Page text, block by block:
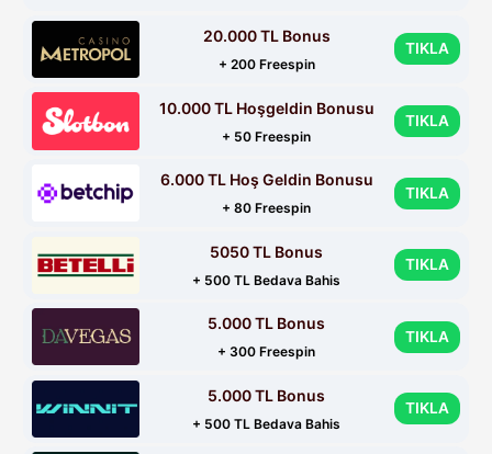
20.000 TL Bonus
+ 200 Freespin
TIKLA
10.000 TL Hoşgeldin Bonusu
+ 50 Freespin
TIKLA
6.000 TL Hoş Geldin Bonusu
+ 80 Freespin
TIKLA
5050 TL Bonus
+ 500 TL Bedava Bahis
TIKLA
5.000 TL Bonus
+ 300 Freespin
TIKLA
5.000 TL Bonus
+ 500 TL Bedava Bahis
TIKLA